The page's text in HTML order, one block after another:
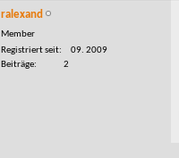
ralexand
Member
Registriert seit
09. 2009
Beiträge
2